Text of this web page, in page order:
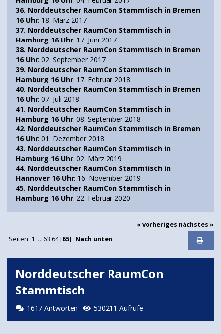
36. Norddeutscher RaumCon Stammtisch in Bremen
16 Uhr: 18. März 2017
37. Norddeutscher RaumCon Stammtisch in
Hamburg 16 Uhr: 17. Juni 2017
38. Norddeutscher RaumCon Stammtisch in Bremen
16 Uhr: 02. September 2017
39. Norddeutscher RaumCon Stammtisch in
Hamburg 16 Uhr: 17. Februar 2018
40. Norddeutscher RaumCon Stammtisch in Bremen
16 Uhr: 07. Juli 2018
41. Norddeutscher RaumCon Stammtisch in
Hamburg 16 Uhr: 08. September 2018
42. Norddeutscher RaumCon Stammtisch in Bremen
16 Uhr: 01. Dezember 2018
43. Norddeutscher RaumCon Stammtisch in
Hamburg 16 Uhr: 02. März 2019
44. Norddeutscher RaumCon Stammtisch in
Hannover 16 Uhr: 16. November 2019
45. Norddeutscher RaumCon Stammtisch in
Hamburg 16 Uhr: 22. Februar 2020
« vorheriges nächstes »
Seiten: 1 ... 63 64[65] Nach unten
Norddeutscher RaumCon
Stammtisch
1617 Antworten 530211 Aufrufe